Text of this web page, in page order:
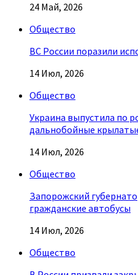
24 Май, 2026
Общество
ВС России поразили
14 Июл, 2026
Общество
Украина выпустила по
дальнобойные
14 Июл, 2026
Общество
Запорожский
гражданские автобусы
14 Июл, 2026
Общество